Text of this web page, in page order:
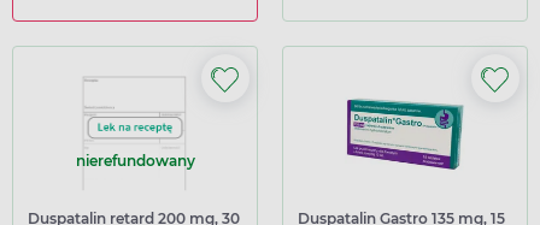
nierefundowany
Duspatalin retard 200 mg, 30
Duspatalin Gastro 135 mg, 15